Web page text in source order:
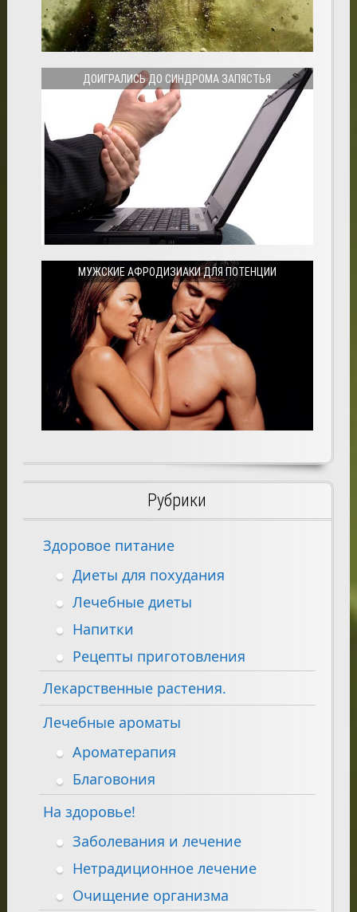
ДОИГРАЛИСЬ ДО СИНДРОМА ЗАПЯСТЬЯ
МУЖСКИЕ АФРОДИЗИАКИ ДЛЯ ПОТЕНЦИИ
Рубрики
Здоровое питание
Диеты для похудания
Лечебные диеты
Напитки
Рецепты приготовления
Лекарственные растения.
Лечебные ароматы
Ароматерапия
Благовония
На здоровье!
Заболевания и лечение
Нетрадиционное лечение
Очищение организма